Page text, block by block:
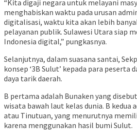
“Kita digaji negara untuk melayani
menghabiskan waktu pada urusan
digitalisasi, waktu kita akan lebih
pelayanan publik. Sulawesi Utara siap
Indonesia digital,” pungkasnya.
Selanjutnya, dalam suasana santai,
konsep ‘3B Sulut’ kepada para peserta
daya tarik daerah.
B pertama adalah Bunaken yang
wisata bawah laut kelas dunia. B kedua
atau Tinutuan, yang menurutnya
karena menggunakan hasil bumi Sulut.